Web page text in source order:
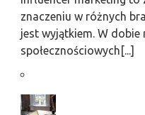
znaczeniu w różnych
jest wyjątkiem. W dobie
społecznościowych[...]